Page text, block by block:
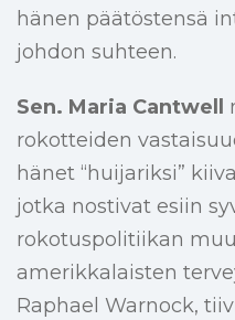
hänen päätöstensä
johdon suhteen.
Sen. Maria Cantwell
rokotteiden
hänet “huijariksi”
jotka nostivat esiin
rokotuspolitiikan
amerikkalaisten
Raphael Warnock,